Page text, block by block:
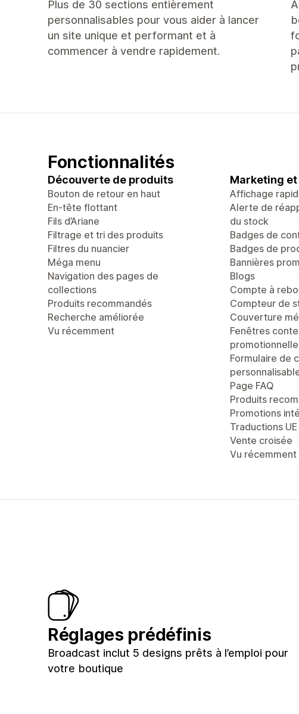
Plus de 30 sections entièrement
personnalisables pour vous aider à lancer
un site unique et performant et à
commencer à vendre rapidement.
Fonctionnalités
Découverte de produits
Bouton de retour en haut
En-tête flottant
Fils d’Ariane
Filtrage et tri des produits
Filtres du nuancier
Méga menu
Navigation des pages de
collections
Produits recommandés
Recherche améliorée
Vu récemment
Marketing
Affichage
Alerte de
du stock
Badges de
Badges de
Bannières
Blogs
Compte à
Compteur de
Couverture
Fenêtres
Formulaire de
Page FAQ
Produits
Promotions
Traductions UE
Vente croisée
Vu récemment
Réglages prédéfinis
Broadcast inclut 5 designs prêts à l’emploi pour
votre boutique